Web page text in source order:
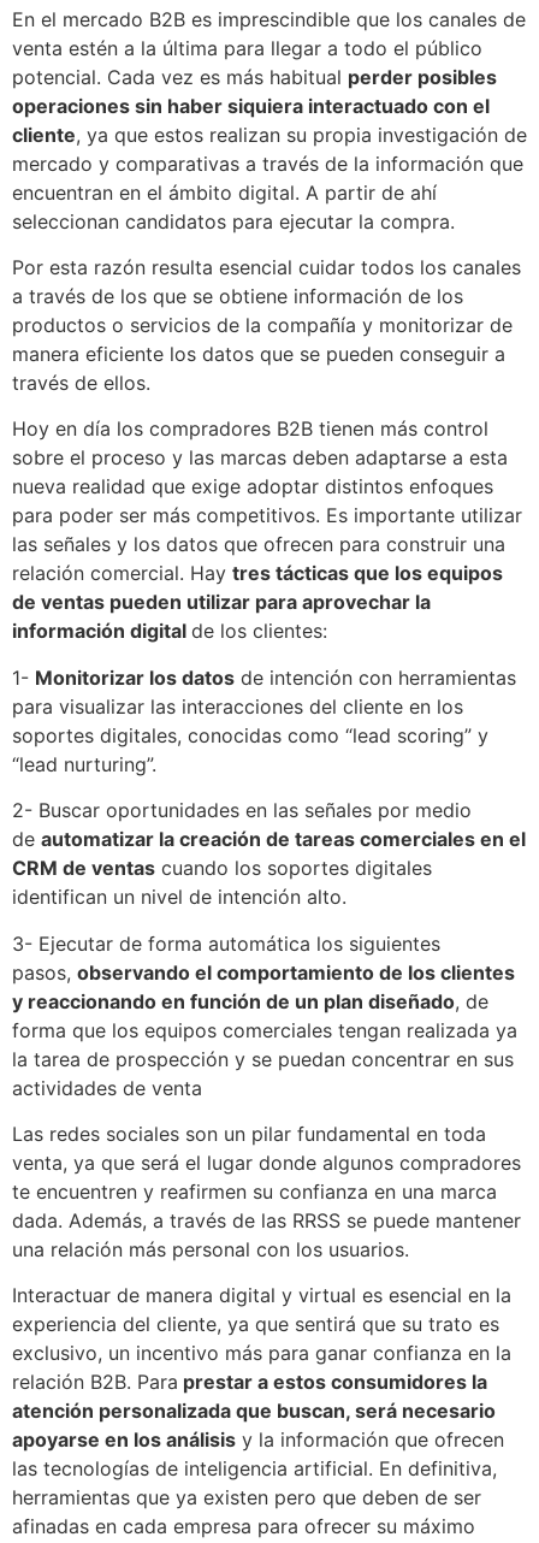
En el mercado B2B es imprescindible que los canales de
venta estén a la última para llegar a todo el público
potencial. Cada vez es más habitual perder posibles
operaciones sin haber siquiera interactuado con el
cliente, ya que estos realizan su propia investigación de
mercado y comparativas a través de la información que
encuentran en el ámbito digital. A partir de ahí
seleccionan candidatos para ejecutar la compra.
Por esta razón resulta esencial cuidar todos los canales
a través de los que se obtiene información de los
productos o servicios de la compañía y monitorizar de
manera eficiente los datos que se pueden conseguir a
través de ellos.
Hoy en día los compradores B2B tienen más control
sobre el proceso y las marcas deben adaptarse a esta
nueva realidad que exige adoptar distintos enfoques
para poder ser más competitivos. Es importante utilizar
las señales y los datos que ofrecen para construir una
relación comercial. Hay tres tácticas que los equipos
de ventas pueden utilizar para aprovechar la
información digital de los clientes:
1- Monitorizar los datos de intención con herramientas
para visualizar las interacciones del cliente en los
soportes digitales, conocidas como “lead scoring” y
“lead nurturing”.
2- Buscar oportunidades en las señales por medio
de automatizar la creación de tareas comerciales en el
CRM de ventas cuando los soportes digitales
identifican un nivel de intención alto.
3- Ejecutar de forma automática los siguientes
pasos, observando el comportamiento de los clientes
y reaccionando en función de un plan diseñado, de
forma que los equipos comerciales tengan realizada ya
la tarea de prospección y se puedan concentrar en sus
actividades de venta
Las redes sociales son un pilar fundamental en toda
venta, ya que será el lugar donde algunos compradores
te encuentren y reafirmen su confianza en una marca
dada. Además, a través de las RRSS se puede mantener
una relación más personal con los usuarios.
Interactuar de manera digital y virtual es esencial en la
experiencia del cliente, ya que sentirá que su trato es
exclusivo, un incentivo más para ganar confianza en la
relación B2B. Para prestar a estos consumidores la
atención personalizada que buscan, será necesario
apoyarse en los análisis y la información que ofrecen
las tecnologías de inteligencia artificial. En definitiva,
herramientas que ya existen pero que deben de ser
afinadas en cada empresa para ofrecer su máximo